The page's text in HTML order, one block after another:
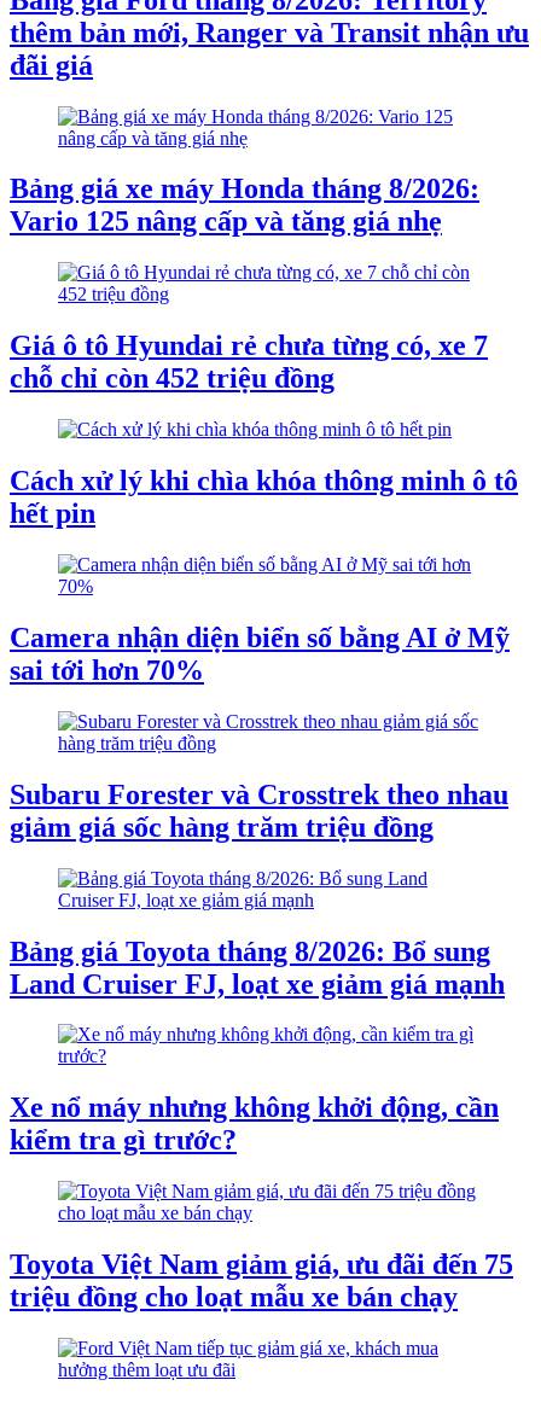
thêm bản mới, Ranger và Transit nhận ưu
đãi giá
Bảng giá xe máy Honda tháng 8/2026:
Vario 125 nâng cấp và tăng giá nhẹ
Giá ô tô Hyundai rẻ chưa từng có, xe 7
chỗ chỉ còn 452 triệu đồng
Cách xử lý khi chìa khóa thông minh ô tô
hết pin
Camera nhận diện biển số bằng AI ở Mỹ
sai tới hơn 70%
Subaru Forester và Crosstrek theo nhau
giảm giá sốc hàng trăm triệu đồng
Bảng giá Toyota tháng 8/2026: Bổ sung
Land Cruiser FJ, loạt xe giảm giá mạnh
Xe nổ máy nhưng không khởi động, cần
kiểm tra gì trước?
Toyota Việt Nam giảm giá, ưu đãi đến 75
triệu đồng cho loạt mẫu xe bán chạy